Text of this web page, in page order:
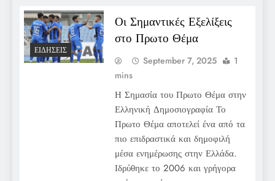
ΕΙΔΉΣΕΙΣ
Οι Σημαντικές Εξελίξεις
στο Πρωτο Θέμα
September 7, 2025
1
mins
Η Σημασία του Πρωτο Θέμα στην
Ελληνική Δημοσιογραφία Το
Πρωτο Θέμα αποτελεί ένα από τα
πιο επιδραστικά και δημοφιλή
μέσα ενημέρωσης στην Ελλάδα.
Ιδρύθηκε το 2006 και γρήγορα